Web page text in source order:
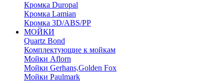
Кромка Duropal
Кромка Lamian
Кромка 3D/ABS/PP
МОЙКИ
Quartz Bond
Комплектующие к мойкам
Мойки Aflorn
Мойки Gerhans,Golden Fox
Мойки Paulmark